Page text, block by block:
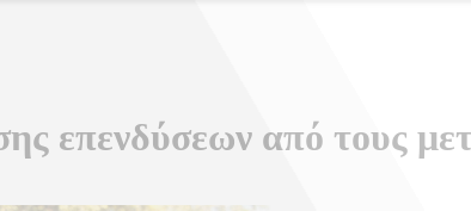
επενδύσεων από τους